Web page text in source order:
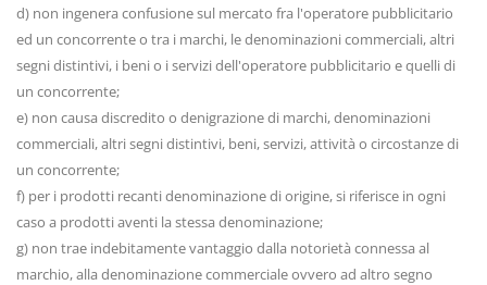
d) non ingenera confusione sul mercato fra l'operatore pubblicitario
ed un concorrente o tra i marchi, le denominazioni commerciali, altri
segni distintivi, i beni o i servizi dell'operatore pubblicitario e quelli di
un concorrente;
e) non causa discredito o denigrazione di marchi, denominazioni
commerciali, altri segni distintivi, beni, servizi, attività o circostanze di
un concorrente;
f) per i prodotti recanti denominazione di origine, si riferisce in ogni
caso a prodotti aventi la stessa denominazione;
g) non trae indebitamente vantaggio dalla notorietà connessa al
marchio, alla denominazione commerciale ovvero ad altro segno